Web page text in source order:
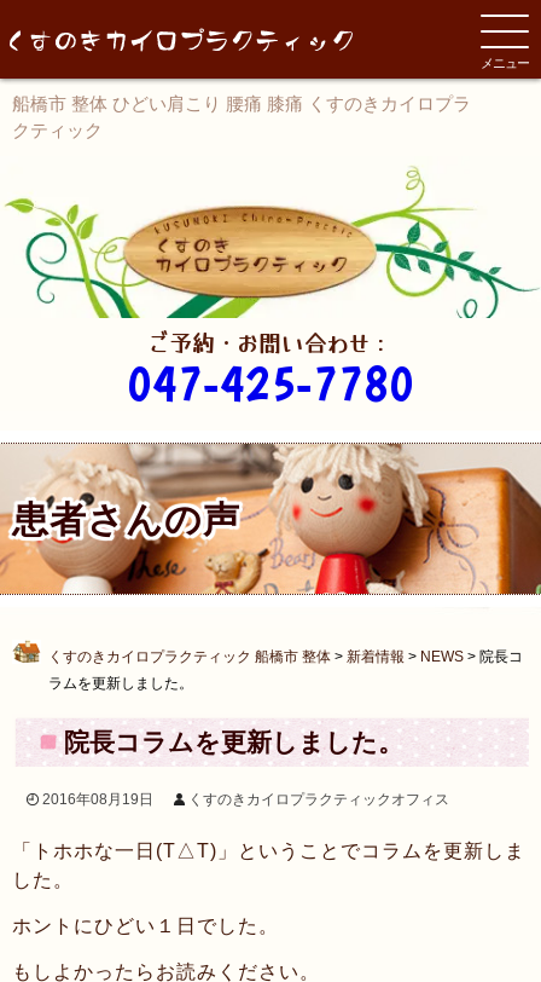
船橋市 整体 ひどい肩こり 腰痛 膝痛 くすのきカイロプラ
クティック
ご予約・お問い合わせ：
047-425-7780
患者さんの声
くすのきカイロプラクティック 船橋市 整体 > 新着情報 > NEWS > 院長コ
ラムを更新しました。
院長コラムを更新しました。
2016年08月19日 くすのきカイロプラクティックオフィス
「トホホな一日(T△T)」ということでコラムを更新しま
した。
ホントにひどい１日でした。
もしよかったらお読みください。
メニュー